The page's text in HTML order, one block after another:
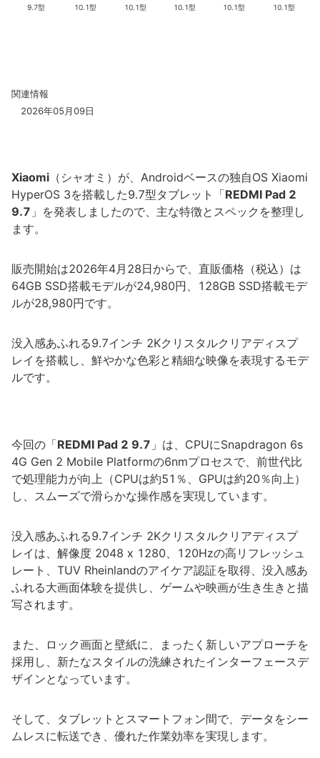
9.7型
10.1型
10.1型
10.1型
10.1型
10.1型
関連情報
2026年05月09日
Xiaomi （シャオミ）が、Androidベースの独自OS Xiaomi
HyperOS 3を搭載した9.7型タブレット「REDMI Pad 2
9.7 」を発表しましたので、主な特徴とスペックを整理し
ます。
販売開始は2026年4月28日からで、直販価格（税込）は
64GB SSD搭載モデルが24,980円、128GB SSD搭載モデ
ルが28,980円です。
没入感あふれる9.7インチ 2Kクリスタルクリアディスプ
レイを搭載し、鮮やかな色彩と精細な映像を表現するモデ
ルです。
今回の「REDMI Pad 2 9.7 」は、CPUにSnapdragon 6s
4G Gen 2 Mobile Platformの6nmプロセスで、前世代比
で処理能力が向上（CPUは約51％、GPUは約20％向上）
し、スムーズで滑らかな操作感を実現しています。
没入感あふれる9.7インチ 2Kクリスタルクリアディスプ
レイは、解像度 2048 x 1280、120Hzの高リフレッシュ
レート、TUV Rheinlandのアイケア認証を取得、没入感あ
ふれる大画面体験を提供し、ゲームや映画が生き生きと描
写されます。
また、ロック画面と壁紙に、まったく新しいアプローチを
採用し、新たなスタイルの洗練されたインターフェースデ
ザインとなっています。
そして、タブレットとスマートフォン間で、データをシー
ムレスに転送でき、優れた作業効率を実現します。